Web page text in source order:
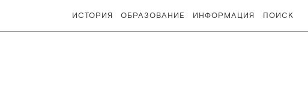
ИСТОРИЯ ОБРАЗОВАНИЕ ИНФОРМАЦИЯ ПОИСК